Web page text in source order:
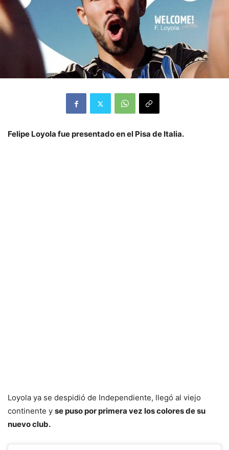
Felipe Loyola fue presentado en el Pisa de Italia.
Loyola ya se despidió de Independiente, llegó al viejo
continente y se puso por primera vez los colores de su
nuevo club.